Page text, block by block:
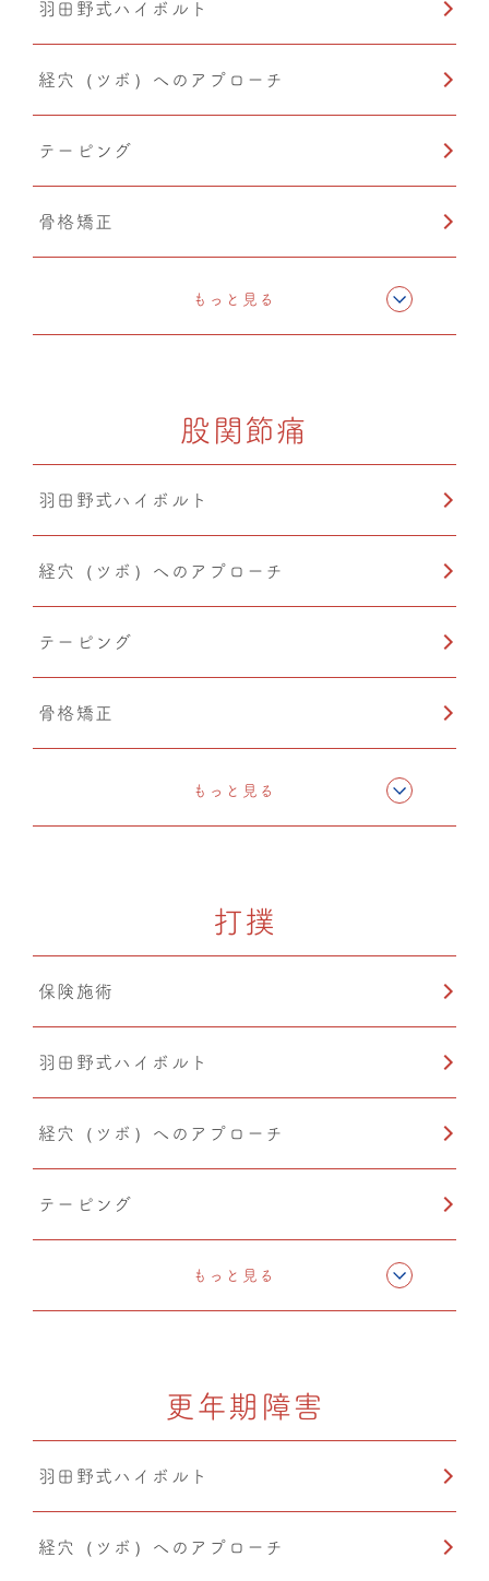
産後矯正
自律神経調整
O脚矯正
猫背矯正
羽田野式ハイボルト
経穴（ツボ）へのアプローチ
テーピング
骨格矯正
CMC筋膜ストレッチ（リリース）
もっと見る
股関節痛
羽田野式ハイボルト
経穴（ツボ）へのアプローチ
テーピング
骨格矯正
CMC筋膜ストレッチ（リリース）
もっと見る
打撲
保険施術
羽田野式ハイボルト
経穴（ツボ）へのアプローチ
テーピング
CMC筋膜ストレッチ（リリース）
もっと見る
更年期障害
羽田野式ハイボルト
経穴（ツボ）へのアプローチ